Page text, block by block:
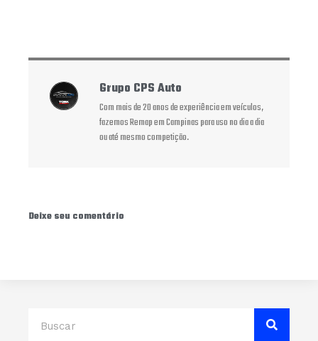
Grupo CPS Auto
Com mais de 20 anos de experiência em veículos,
fazemos Remap em Campinas para uso no dia a dia
ou até mesmo competição.
Deixe seu comentário